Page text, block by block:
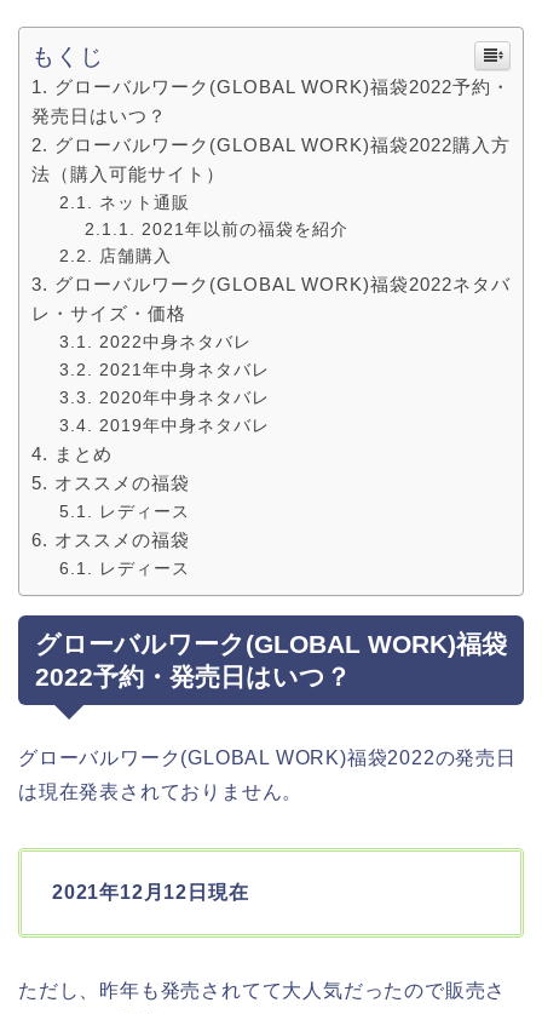
もくじ
グローバルワーク(GLOBAL WORK)福袋2022予約・
発売日はいつ？
グローバルワーク(GLOBAL WORK)福袋2022購入方
法（購入可能サイト）
ネット通販
2021年以前の福袋を紹介
店舗購入
グローバルワーク(GLOBAL WORK)福袋2022ネタバ
レ・サイズ・価格
2022中身ネタバレ
2021年中身ネタバレ
2020年中身ネタバレ
2019年中身ネタバレ
まとめ
オススメの福袋
レディース
オススメの福袋
レディース
グローバルワーク(GLOBAL WORK)福袋
2022予約・発売日はいつ？
グローバルワーク(GLOBAL WORK)福袋2022の発売日
は現在発表されておりません。
2021年12月12日現在
ただし、昨年も発売されてて大人気だったので販売さ